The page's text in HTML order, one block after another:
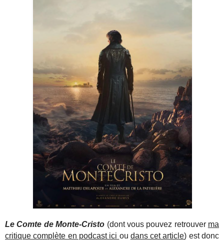
Le Comte de Monte-Cristo (dont vous pouvez retrouver ma
critique complète en podcast ici ou dans cet article) est donc